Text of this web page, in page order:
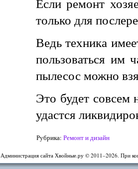
только для
Ведь техника
пользоваться им
пылесос можно
Это будет
удастся
Рубрика: Ремонт и дизайн
Администрация сайта Хвойные.ру © 2011–2026. При